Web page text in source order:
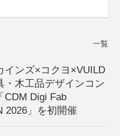
一覧
インズ×コクヨ×VUILD
・木工品デザインコン
CDM Digi Fab
2026」を初開催